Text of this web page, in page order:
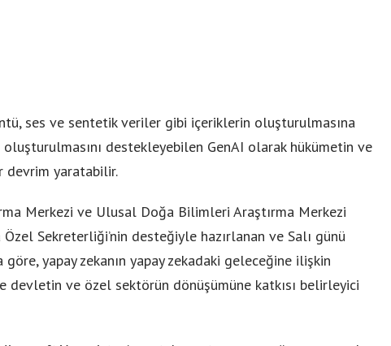
ses ve sentetik veriler gibi içeriklerin oluşturulmasına
destekleyebilen GenAI olarak hükümetin ve
devrim yaratabilir.
Merkezi ve Ulusal Doğa Bilimleri Araştırma Merkezi
Sekreterliği’nin desteğiyle hazırlanan ve Salı günü
göre, yapay zekanın yapay zekadaki geleceğine ilişkin
devletin ve özel sektörün dönüşümüne katkısı belirleyici